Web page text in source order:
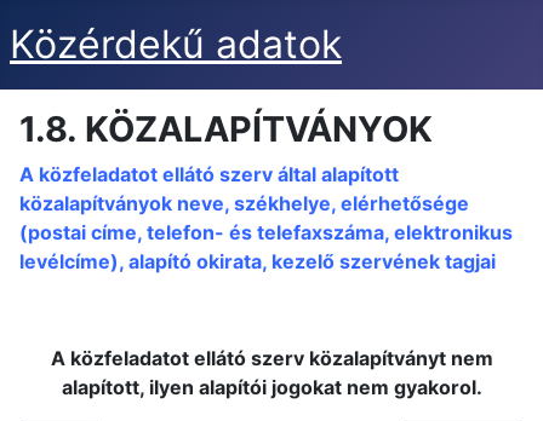
Közérdekű adatok
1.8. KÖZALAPÍTVÁNYOK
A közfeladatot ellátó szerv által alapított
közalapítványok neve, székhelye, elérhetősége
(postai címe, telefon- és telefaxszáma, elektronikus
levélcíme), alapító okirata, kezelő szervének tagjai
A közfeladatot ellátó szerv közalapítványt nem
alapított, ilyen alapítói jogokat nem gyakorol.